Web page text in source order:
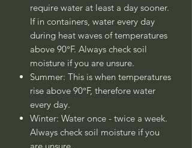
require water at least a day sooner.
If in containers, water every day
during heat waves of temperatures
above 90°F. Always check soil
moisture if you are unsure.
Summer: This is when temperatures
rise above 90°F, therefore water
every day.
Winter: Water once - twice a week.
Always check soil moisture if you